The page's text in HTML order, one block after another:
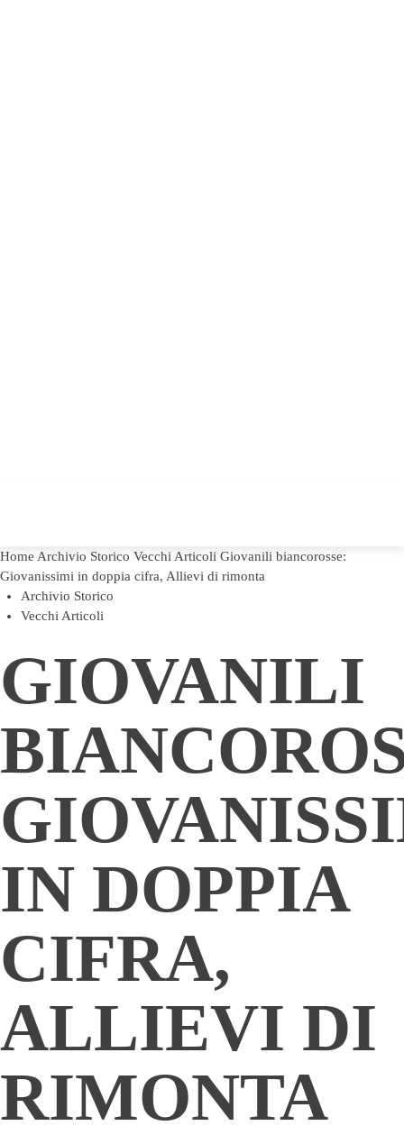
Home Archivio Storico Vecchi Articoli Giovanili biancorosse:
Giovanissimi in doppia cifra, Allievi di rimonta
Archivio Storico
Vecchi Articoli
GIOVANILI
IN DOPPIA
CIFRA,
ALLIEVI DI
RIMONTA